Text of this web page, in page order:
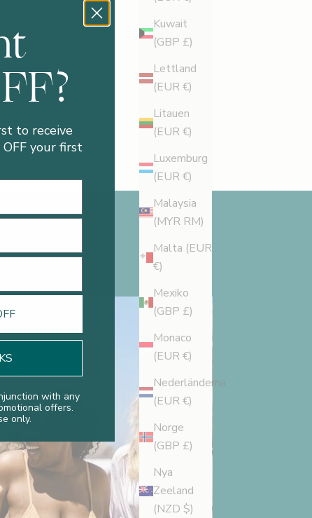
Kuwait
(GBP £)
Lettland
(EUR €)
Litauen
(EUR €)
Luxemburg
(EUR €)
Malaysia
(MYR RM)
Malta (EUR
€)
Mexiko
(GBP £)
Monaco
(EUR €)
Nederländerna
(EUR €)
Norge
(GBP £)
Nya
Zeeland
(NZD $)
runt en
oavsett om
eller ett
to receive
your first
with any
offers.
only.